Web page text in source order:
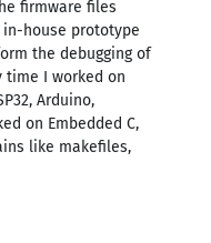
firmware files
house prototype
the debugging of
time I worked on
Arduino,
on Embedded C,
like makefiles,